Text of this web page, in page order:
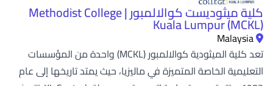
كلية ميثوديست كوالالمبور | Methodist College
Kuala Lumpur (MCKL)
Malaysia
تعد كلية الميثودية كوالالمبور (MCKL) واحدة من المؤسسات
التعليمية الخاصة المتميزة في ماليزيا، حيث يمتد تاريخها إلى عام